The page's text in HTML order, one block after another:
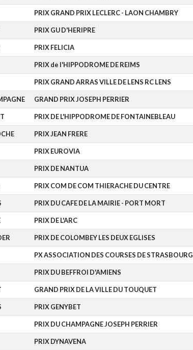
PRIX GRAND PRIX LECLERC - LAON CHAMBRY
PRIX GU D'HERIPRE
PRIX FELICIA
PRIX de l'HIPPODROME DE REIMS
PRIX GRAND ARRAS VILLE DE LENS RC LENS
GRAND PRIX JOSEPH PERRIER
PRIX DE L'HIPPODROME DE FONTAINEBLEAU
PRIX JEAN FRERE
PRIX EUROVIA
PRIX DE NANTUA
PRIX COM DE COM THIERACHE DU CENTRE
PRIX DU CAFE DE LA MAIRIE - PORT MORT
PRIX DE L'ARC
PRIX DE COLOMBEY LES DEUX EGLISES
PX ASSOCIATION DES COURSES DE STRASBOURG
PRIX DU BEFFROI D'AMIENS
GRAND PRIX DE LA VILLE DU TOUQUET
PRIX GENYBET
PRIX DU CHAMPAGNE JOSEPH PERRIER
PRIX DYNAVENA